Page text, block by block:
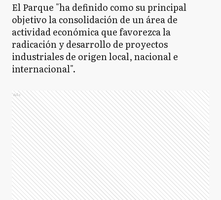
El Parque "ha definido como su principal
objetivo la consolidación de un área de
actividad económica que favorezca la
radicación y desarrollo de proyectos
industriales de origen local, nacional e
internacional".
Ads